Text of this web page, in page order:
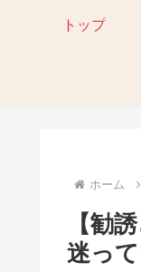
トップ
ホーム
【勧
迷っ